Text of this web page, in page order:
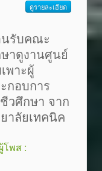
ดูรายละเอียด
รับคณะ
าดูงานศูนย์
พาะผู้
กอบการ
วศึกษา จาก
าลัยเทคนิค
โพส :